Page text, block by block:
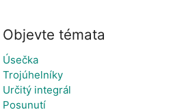
Objevte témata
Úsečka
Trojúhelníky
Určitý integrál
Posunutí